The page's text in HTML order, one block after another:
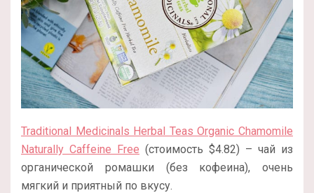
Traditional Medicinals Herbal Teas Organic Chamomile
Naturally Caffeine Free (стоимость $4.82) – чай из
органической ромашки (без кофеина), очень
мягкий и приятный по вкусу.